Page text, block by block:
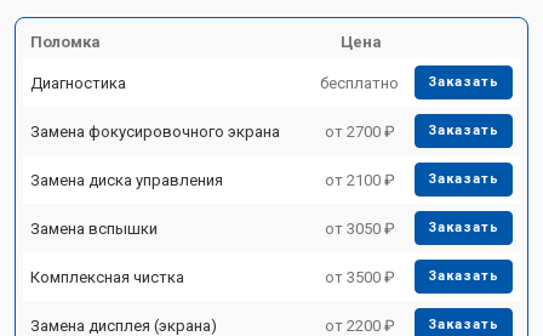
Поломка Цена
Диагностика бесплатно Заказать
Замена фокусировочного экрана от 2700 ₽ Заказать
Замена диска управления от 2100 ₽ Заказать
Замена вспышки от 3050 ₽ Заказать
Комплексная чистка от 3500 ₽ Заказать
Замена дисплея (экрана) от 2200 ₽ Заказать